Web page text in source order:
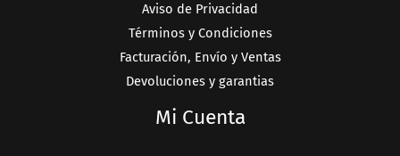
Aviso de Privacidad
Términos y Condiciones
Facturación, Envío y Ventas
Devoluciones y garantias
Mi Cuenta